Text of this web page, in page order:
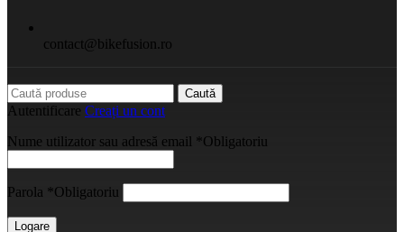
contact@bikefusion.ro
Caută
Autentificare Creați un cont
Nume utilizator sau adresă email *Obligatoriu
Parola *Obligatoriu
Logare